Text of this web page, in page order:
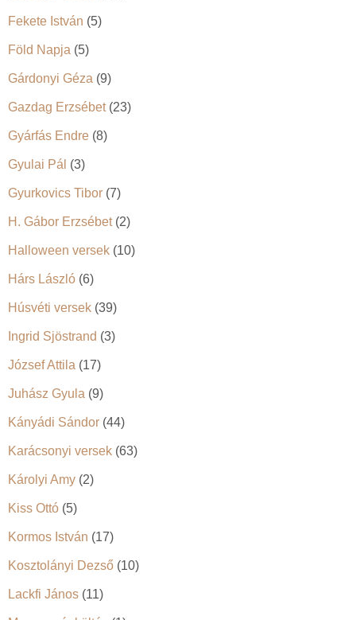
Fekete István (5)
Föld Napja (5)
Gárdonyi Géza (9)
Gazdag Erzsébet(23)
Gyárfás Endre (8)
Gyulai Pál (3)
Gyurkovics Tibor (7)
H. Gábor Erzsébet(2)
Halloween versek (10)
Hárs László (6)
Húsvéti versek (39)
Ingrid Sjöstrand (3)
József Attila (17)
Juhász Gyula (9)
Kányádi Sándor (44)
Karácsonyi versek (63)
Károlyi Amy (2)
Kiss Ottó (5)
Kormos István (17)
Kosztolányi Dezső (10)
Lackfi János (11)